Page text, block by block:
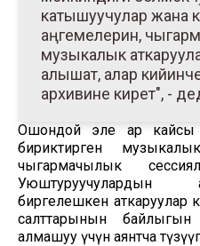
катышуучулар жана
аңгемелерин,
музыкалык
алышат, алар
архивине кирет", -
Ошондой эле ар кайсы
бириктирген
чыгармачылык
биргелешкен аткаруулар
салттарынын байлыгын
алмашуу үчүн аянтча